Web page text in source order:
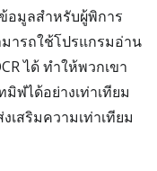
อมูลสำหรับผู้พิการ
ารถใช้โปรแกรมอ่าน
ได้ ทำให้พวกเขา
ฬได้อย่างเท่าเทียม
เสริมความเท่าเทียม